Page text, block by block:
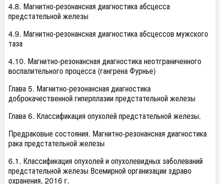
4.8. Магнитно-резонансная диагностика абсцесса
предстательной железы
4.9. Магнитно-резонансная диагностика абсцессов мужского
таза
4.10. Магнитно-резонансная диагностика неотграниченного
воспалительного процесса (гангрена Фурнье)
Глава 5. Магнитно-резонансная диагностика
доброкачественной гиперплазии предстательной железы
Глава 6. Классификация опухолей предстательной железы.
Предраковые состояния. Магнитно-резонансная диагностика
рака предстательной железы
6.1. Классификация опухолей и опухолевидных заболеваний
предстательной железы Всемирной организации здраво
охранения, 2016 г.